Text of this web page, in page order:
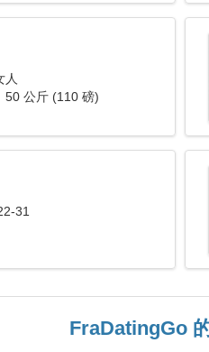
人
50 公斤 (110 磅)
31
FraDatingGo